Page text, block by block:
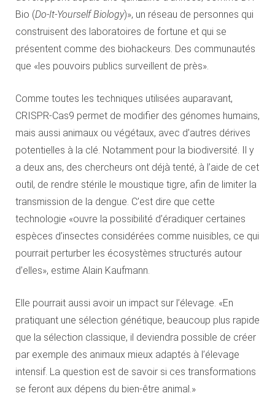
Bio (Do-It-Yourself Biology)», un réseau de personnes qui
construisent des laboratoires de fortune et qui se
présentent comme des biohackeurs. Des communautés
que «les pouvoirs publics surveillent de près».
Comme toutes les techniques utilisées auparavant,
CRISPR-Cas9 permet de modifier des génomes humains,
mais aussi animaux ou végétaux, avec d’autres dérives
potentielles à la clé. Notamment pour la biodiversité. Il y
a deux ans, des chercheurs ont déjà tenté, à l’aide de cet
outil, de rendre stérile le moustique tigre, afin de limiter la
transmission de la dengue. C’est dire que cette
technologie «ouvre la possibilité d’éradiquer certaines
espèces d’insectes considérées comme nuisibles, ce qui
pourrait perturber les écosystèmes structurés autour
d’elles», estime Alain Kaufmann.
Elle pourrait aussi avoir un impact sur l’élevage. «En
pratiquant une sélection génétique, beaucoup plus rapide
que la sélection classique, il deviendra possible de créer
par exemple des animaux mieux adaptés à l’élevage
intensif. La question est de savoir si ces transformations
se feront aux dépens du bien-être animal.»